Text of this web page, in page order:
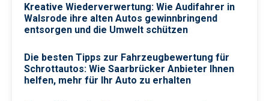
Kreative Wiederverwertung: Wie Audifahrer in
Walsrode ihre alten Autos gewinnbringend
entsorgen und die Umwelt schützen
Die besten Tipps zur Fahrzeugbewertung für
Schrottautos: Wie Saarbrücker Anbieter Ihnen
helfen, mehr für Ihr Auto zu erhalten